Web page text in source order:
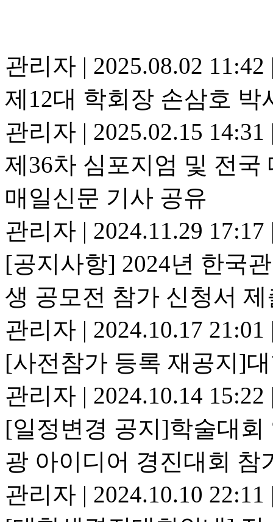
관리자 | 2025.08.02 11:42
제12대 학회장 손삼호 박
관리자 | 2025.02.15 14:31
제36차 심포지엄 및 전
매일신문 기사 공유
관리자 | 2024.11.29 17:17
[공지사항] 2024년 한국
생 공모전 참가 신청서
관리자 | 2024.10.17 21:01
[사전참가 등록 재공지]
관리자 | 2024.10.14 15:22
[일정변경 공지]학술대
광 아이디어 경진대회 참
관리자 | 2024.10.10 22:11